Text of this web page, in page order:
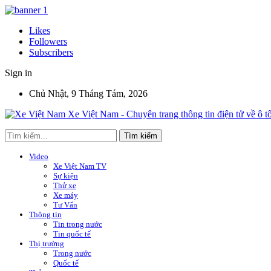
Likes
Followers
Subscribers
Sign in
Chủ Nhật, 9 Tháng Tám, 2026
Xe Việt Nam - Chuyên trang thông tin điện tử về ô
Video
Xe Việt Nam TV
Sự kiện
Thử xe
Xe máy
Tư Vấn
Thông tin
Tin trong nước
Tin quốc tế
Thị trường
Trong nước
Quốc tế